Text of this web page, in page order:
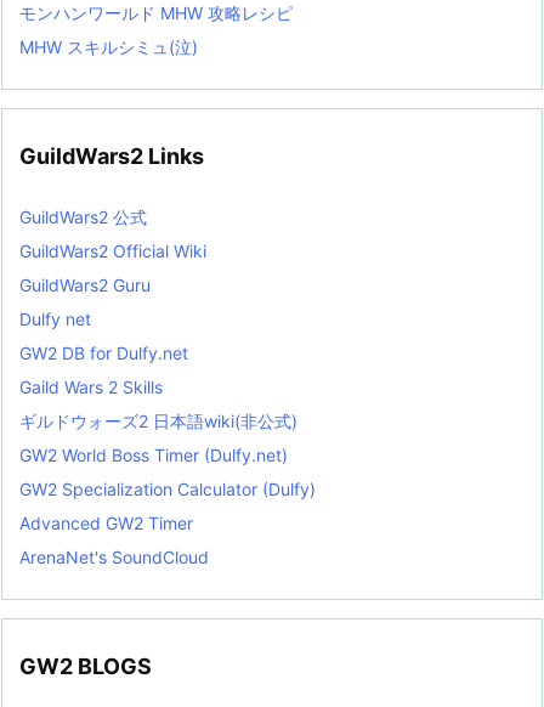
モンハンワールド MHW 攻略レシピ
MHW スキルシミュ(泣)
GuildWars2 Links
GuildWars2 公式
GuildWars2 Official Wiki
GuildWars2 Guru
Dulfy net
GW2 DB for Dulfy.net
Gaild Wars 2 Skills
ギルドウォーズ2 日本語wiki(非公式)
GW2 World Boss Timer (Dulfy.net)
GW2 Specialization Calculator (Dulfy)
Advanced GW2 Timer
ArenaNet's SoundCloud
GW2 BLOGS